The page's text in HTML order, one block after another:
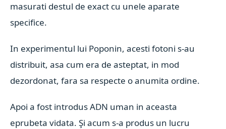
masurati destul de exact cu unele aparate
specifice.
In experimentul lui Poponin, acesti fotoni s-au
distribuit, asa cum era de asteptat, in mod
dezordonat, fara sa respecte o anumita ordine.
Apoi a fost introdus ADN uman in aceasta
eprubeta vidata. Şi acum s-a produs un lucru